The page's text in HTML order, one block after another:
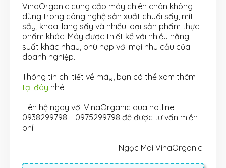
VinaOrganic cung cấp máy chiên chân không
dùng trong công nghệ sản xuất chuối sấy, mít
sấy, khoai lang sấy và nhiều loại sản phẩm thực
phẩm khác. Máy được thiết kế với nhiều năng
suất khác nhau, phù hợp với mọi nhu cầu của
doanh nghiệp.
Thông tin chi tiết về máy, bạn có thể xem thêm
tại đây nhé!
Liên hệ ngay với VinaOrganic qua hotline:
0938299798 – 0975299798 để được tư vấn miễn
phí!
Ngọc Mai VinaOrganic.